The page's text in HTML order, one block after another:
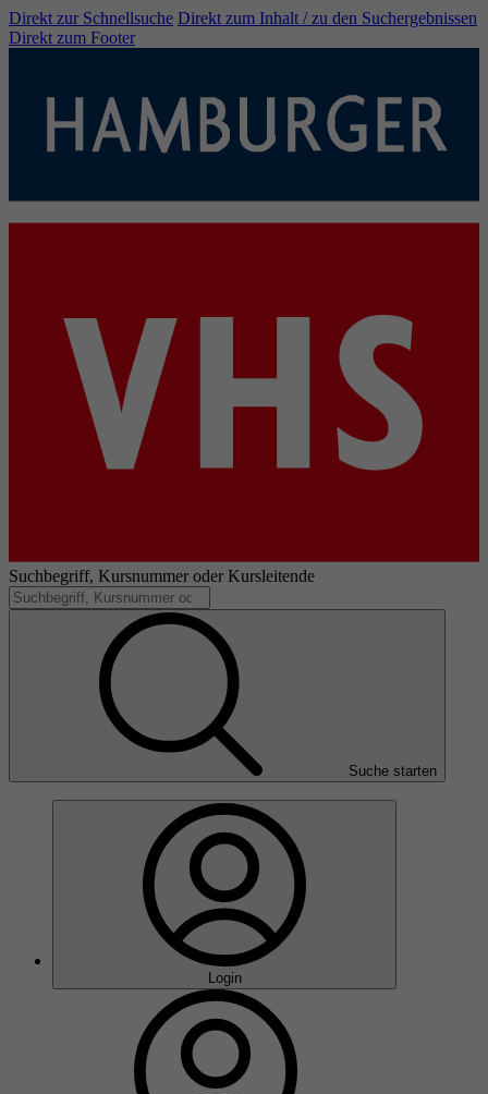
Direkt zur Schnellsuche Direkt zum Inhalt / zu den Suchergebnissen
Direkt zum Footer
Suchbegriff, Kursnummer oder Kursleitende
Suche starten
Login